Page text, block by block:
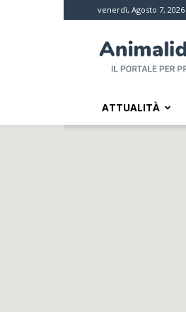
venerdì, Agosto 7, 2026
ATTUALITÀ